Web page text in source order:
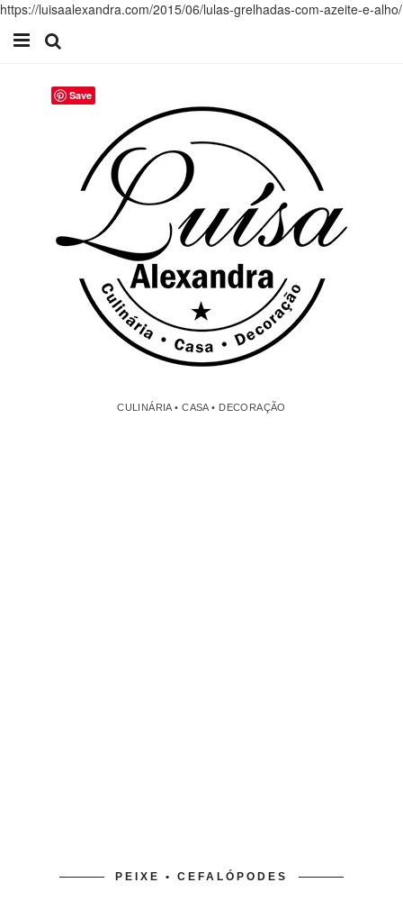
https://luisaalexandra.com/2015/06/lulas-grelhadas-com-azeite-e-alho/
CULINÁRIA • CASA • DECORAÇÃO
PEIXE • CEFALÓPODES
Save